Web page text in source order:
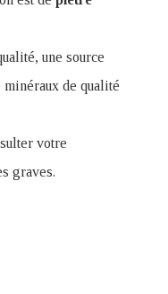
une source
de qualité
votre
graves.